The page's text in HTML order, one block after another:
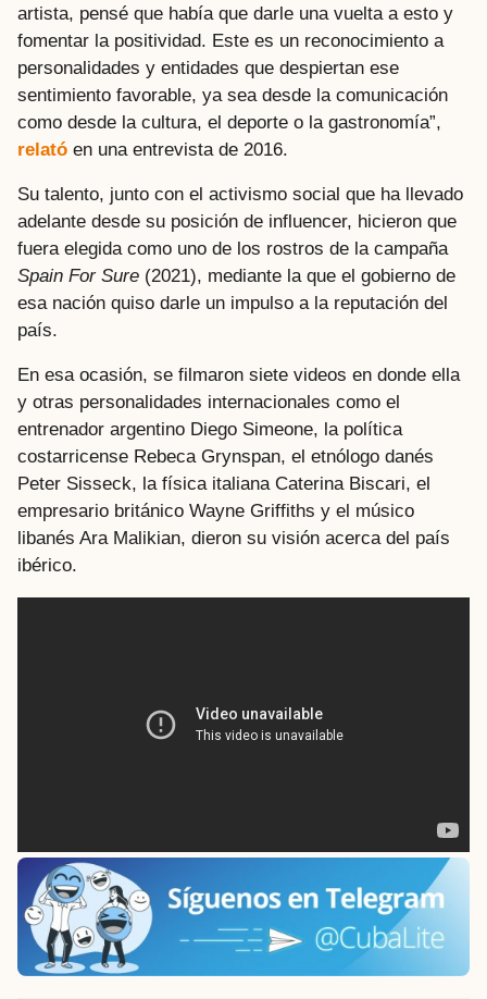
artista, pensé que había que darle una vuelta a esto y
fomentar la positividad. Este es un reconocimiento a
personalidades y entidades que despiertan ese
sentimiento favorable, ya sea desde la comunicación
como desde la cultura, el deporte o la gastronomía”,
relató en una entrevista de 2016.
Su talento, junto con el activismo social que ha llevado
adelante desde su posición de influencer, hicieron que
fuera elegida como uno de los rostros de la campaña
Spain For Sure (2021), mediante la que el gobierno de
esa nación quiso darle un impulso a la reputación del
país.
En esa ocasión, se filmaron siete videos en donde ella
y otras personalidades internacionales como el
entrenador argentino Diego Simeone, la política
costarricense Rebeca Grynspan, el etnólogo danés
Peter Sisseck, la física italiana Caterina Biscari, el
empresario británico Wayne Griffiths y el músico
libanés Ara Malikian, dieron su visión acerca del país
ibérico.